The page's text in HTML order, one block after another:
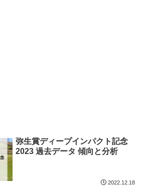
弥生賞ディープインパクト記念
2023 過去データ 傾向と分析
2022.12.18